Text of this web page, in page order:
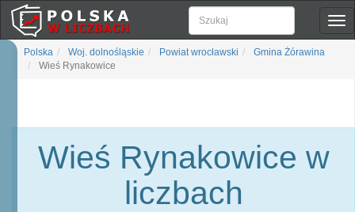
Polska Woj. dolnośląskie Powiat wrocławski
Gmina Żórawina
Wieś Rynakowice
Wieś Rynakowice w
liczbach